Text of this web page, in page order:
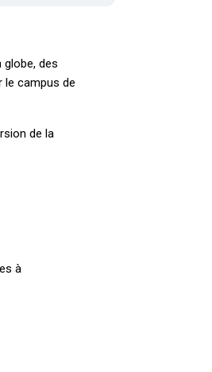
globe, des
le campus de
de la
à